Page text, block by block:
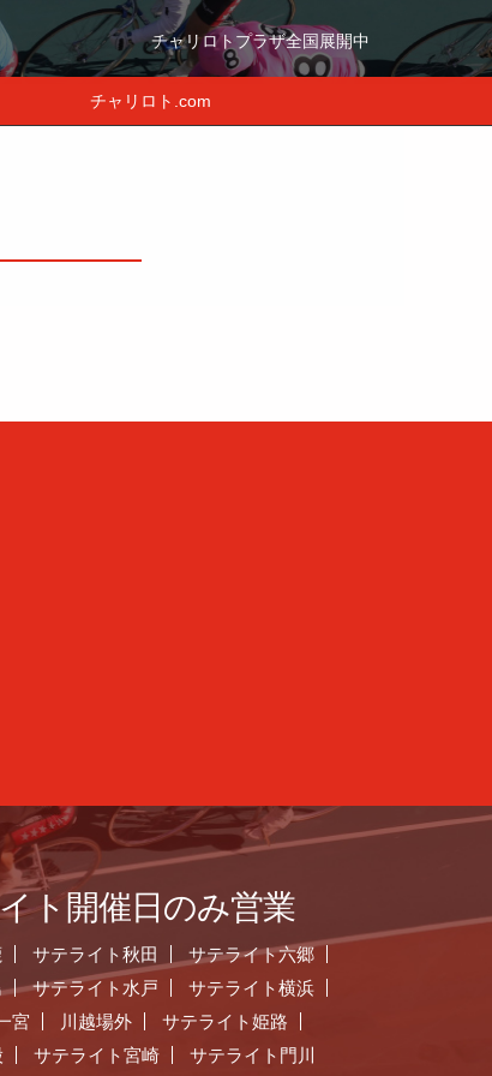
チャリロトプラザ全国展開中
チャリロト.com
ト開催日のみ営業
サテライト秋田
サテライト六郷
サテライト水戸
サテライト横浜
宮
川越場外
サテライト姫路
サテライト宮崎 サテライト門川